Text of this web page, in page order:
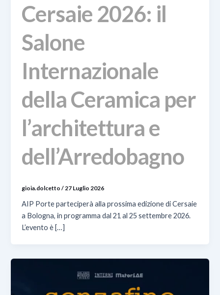
Cersaie 2026: il
Salone
Internazionale
della Ceramica per
l’architettura e
dell’Arredobagno
gioia.dolcetto/27 Luglio 2026
AIP Porte parteciperà alla prossima edizione di Cersaie
a Bologna, in programma dal 21 al 25 settembre 2026.
L’evento è […]